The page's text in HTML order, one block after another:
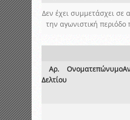
Δεν έχει συμμετάσχει σε
την αγωνιστική περιόδο
Αρ.
Δελτίου
Ονοματεπώνυμο